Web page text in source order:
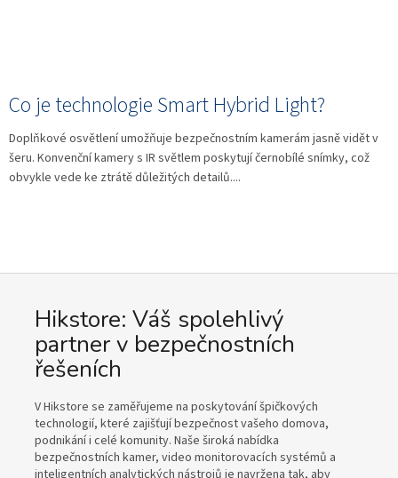
Co je technologie Smart Hybrid Light?
Doplňkové osvětlení umožňuje bezpečnostním kamerám jasně vidět v
šeru. Konvenční kamery s IR světlem poskytují černobílé snímky, což
obvykle vede ke ztrátě důležitých detailů....
Hikstore: Váš spolehlivý
partner v bezpečnostních
řešeních
V Hikstore se zaměřujeme na poskytování špičkových
technologií, které zajišťují bezpečnost vašeho domova,
podnikání i celé komunity. Naše široká nabídka
bezpečnostních kamer, video monitorovacích systémů a
inteligentních analytických nástrojů je navržena tak, aby